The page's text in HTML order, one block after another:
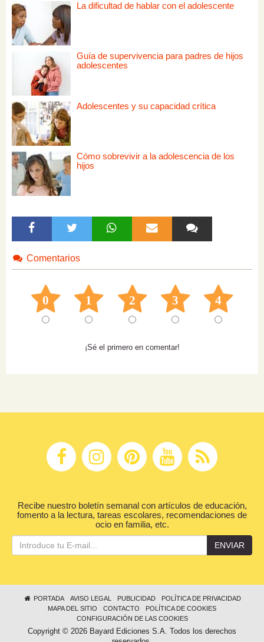
La dificultad de hablar con el adolescente
Guía de supervivencia para padres de hijos
adolescentes
Adolescentes y su capacidad crítica
Cómo sobrevivir a la adolescencia de los
hijos
Comentarios
0 1 2 3 4
¡Sé el primero en comentar!
Recibe nuestro boletín semanal con artículos de educación,
fomento a la lectura, tareas escolares, recomendaciones de
ocio en familia, etc.
ENVIAR
PORTADA AVISO LEGAL PUBLICIDAD
POLÍTICA DE PRIVACIDAD
MAPA DEL SITIO
CONTACTO
POLÍTICA DE COOKIES
CONFIGURACIÓN DE LAS COOKIES
Copyright © 2026 Bayard Ediciones S.A. Todos los derechos